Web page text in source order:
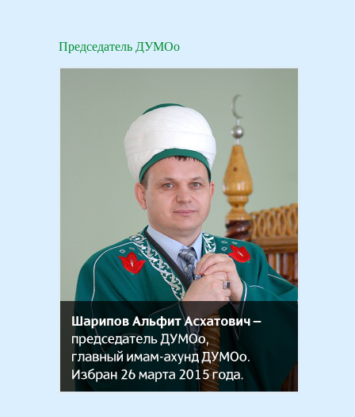
Председатель ДУМОо